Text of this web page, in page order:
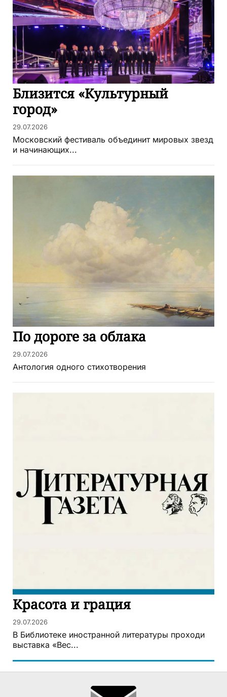
Близится «Культурный
город»
29.07.2026
Московский фестиваль объединит мировых звезд
и начинающих...
По дороге за облака
29.07.2026
Антология одного стихотворения
Красота и грация
29.07.2026
В Библиотеке иностранной литературы проходи
выставка «Вес...